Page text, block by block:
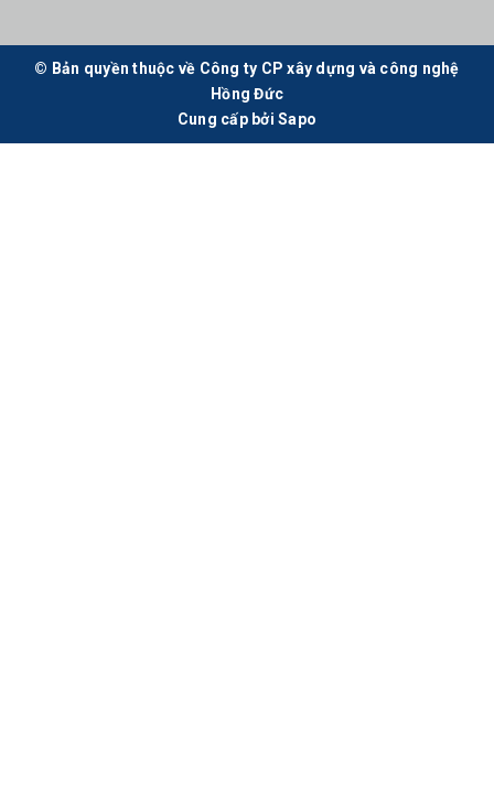
© Bản quyền thuộc về Công ty CP xây dựng và công nghệ
Hồng Đức
Cung cấp bởiSapo